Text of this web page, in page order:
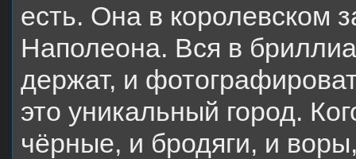
есть. Она в королевском
Наполеона. Вся в
держат, и
это уникальный город.
чёрные, и бродяги, и